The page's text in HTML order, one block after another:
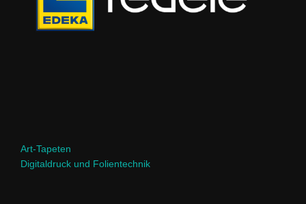
Art-Tapeten
Digitaldruck und Folientechnik